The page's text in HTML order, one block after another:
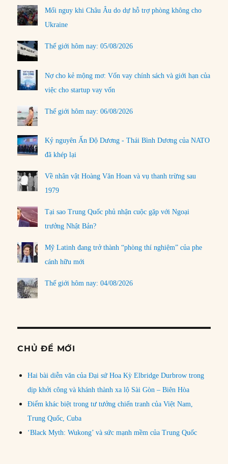
Mối nguy khi Châu Âu do dự hỗ trợ phòng không cho
Ukraine
Thế giới hôm nay: 05/08/2026
Nợ cho kẻ mộng mơ: Vốn vay chính sách và giới hạn của
việc cho startup vay vốn
Thế giới hôm nay: 06/08/2026
Kỷ nguyên Ấn Độ Dương - Thái Bình Dương của NATO
đã khép lại
Về nhân vật Hoàng Văn Hoan và vụ thanh trừng sau
1979
Tại sao Trung Quốc phủ nhận cuộc gặp với Ngoại
trưởng Nhật Bản?
Mỹ Latinh đang trở thành “phòng thí nghiệm” của phe
cánh hữu mới
Thế giới hôm nay: 04/08/2026
CHỦ ĐỀ MỚI
Hai bài diễn văn của Đại sứ Hoa Kỳ Elbridge Durbrow trong
dịp khởi công và khánh thành xa lộ Sài Gòn – Biên Hòa
Điểm khác biệt trong tư tưởng chiến tranh của Việt Nam,
Trung Quốc, Cuba
‘Black Myth: Wukong’ và sức mạnh mềm của Trung Quốc